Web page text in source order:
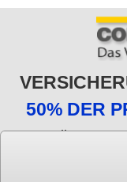
50% DER
E-Mail: